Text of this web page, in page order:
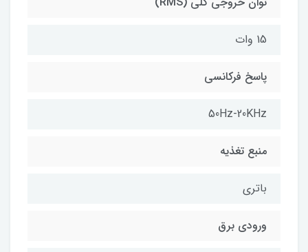
15 وات
پاسخ فرکانسی
50Hz-20KHz
منبع تغذیه
باتری
ورودی برق